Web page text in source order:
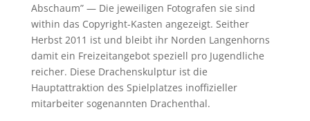
Abschaum” — Die jeweiligen Fotografen sie sind
within das Copyright-Kasten angezeigt. Seither
Herbst 2011 ist und bleibt ihr Norden Langenhorns
damit ein Freizeitangebot speziell pro Jugendliche
reicher. Diese Drachenskulptur ist die
Hauptattraktion des Spielplatzes inoffizieller
mitarbeiter sogenannten Drachenthal.